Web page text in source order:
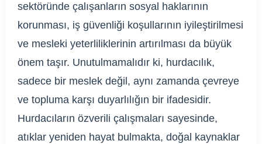
sektöründe çalışanların sosyal haklarının
korunması, iş güvenliği koşullarının iyileştirilmesi
ve mesleki yeterliliklerinin artırılması da büyük
önem taşır. Unutulmamalıdır ki, hurdacılık,
sadece bir meslek değil, aynı zamanda çevreye
ve topluma karşı duyarlılığın bir ifadesidir.
Hurdacıların özverili çalışmaları sayesinde,
atıklar yeniden hayat bulmakta, doğal kaynaklar